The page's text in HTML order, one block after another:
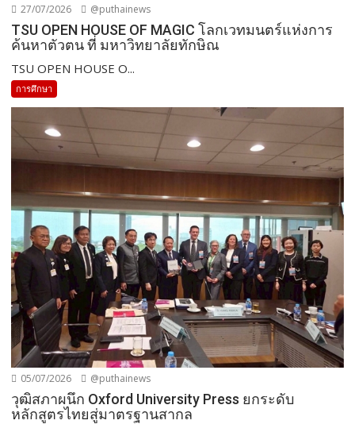
27/07/2026 @puthainews
TSU OPEN HOUSE OF MAGIC โลกเวทมนตร์แห่งการ
ค้นหาตัวตน ที่ มหาวิทยาลัยทักษิณ
TSU OPEN HOUSE O...
การศึกษา
05/07/2026 @puthainews
วุฒิสภาผนึก Oxford University Press ยกระดับ
หลักสูตรไทยสู่มาตรฐานสากล